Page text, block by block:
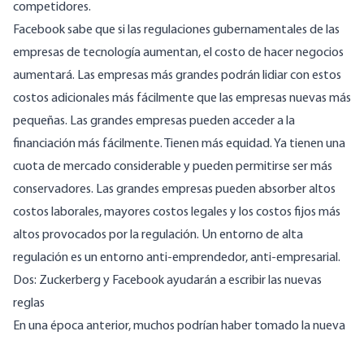
competidores.
Facebook sabe que si las regulaciones gubernamentales de las
empresas de tecnología aumentan, el costo de hacer negocios
aumentará. Las empresas más grandes podrán lidiar con estos
costos adicionales más fácilmente que las empresas nuevas más
pequeñas. Las grandes empresas pueden acceder a la
financiación más fácilmente. Tienen más equidad. Ya tienen una
cuota de mercado considerable y pueden permitirse ser más
conservadores. Las grandes empresas pueden absorber altos
costos laborales, mayores costos legales y los costos fijos más
altos provocados por la regulación. Un entorno de alta
regulación es un entorno anti-emprendedor, anti-empresarial.
Dos: Zuckerberg y Facebook ayudarán a escribir las nuevas
reglas
En una época anterior, muchos podrían haber tomado la nueva